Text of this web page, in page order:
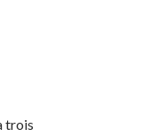
trois